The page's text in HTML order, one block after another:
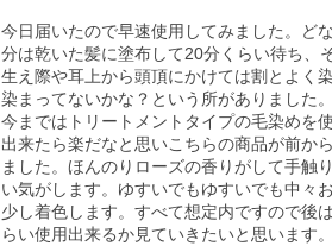
今日届いたので早速使用してみました。ど
分は乾いた髪に塗布して20分くらい待ち、
生え際や耳上から頭頂にかけては割とよく
染まってないかな？という所がありました。
今まではトリートメントタイプの毛染めを
出来たら楽だなと思いこちらの商品が前か
ました。ほんのりローズの香りがして手触
い気がします。ゆすいでもゆすいでも中々
少し着色します。すべて想定内ですので後
らい使用出来るか見ていきたいと思います。